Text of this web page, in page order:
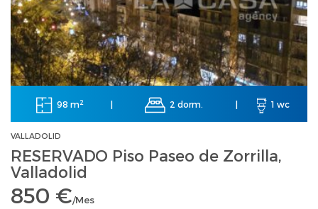
98 m2 2 dorm. 1 wc
VALLADOLID
RESERVADO Piso Paseo de Zorrilla,
Valladolid
850 €/Mes